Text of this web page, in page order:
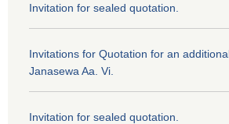
Invitation for sealed quotation.
Invitations for Quotation for an
Janasewa Aa. Vi.
Invitation for sealed quotation.